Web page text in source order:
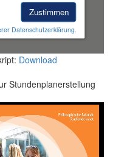
Zustimmen
Datenschutzerklärung.
Download
Stundenplanerstellung